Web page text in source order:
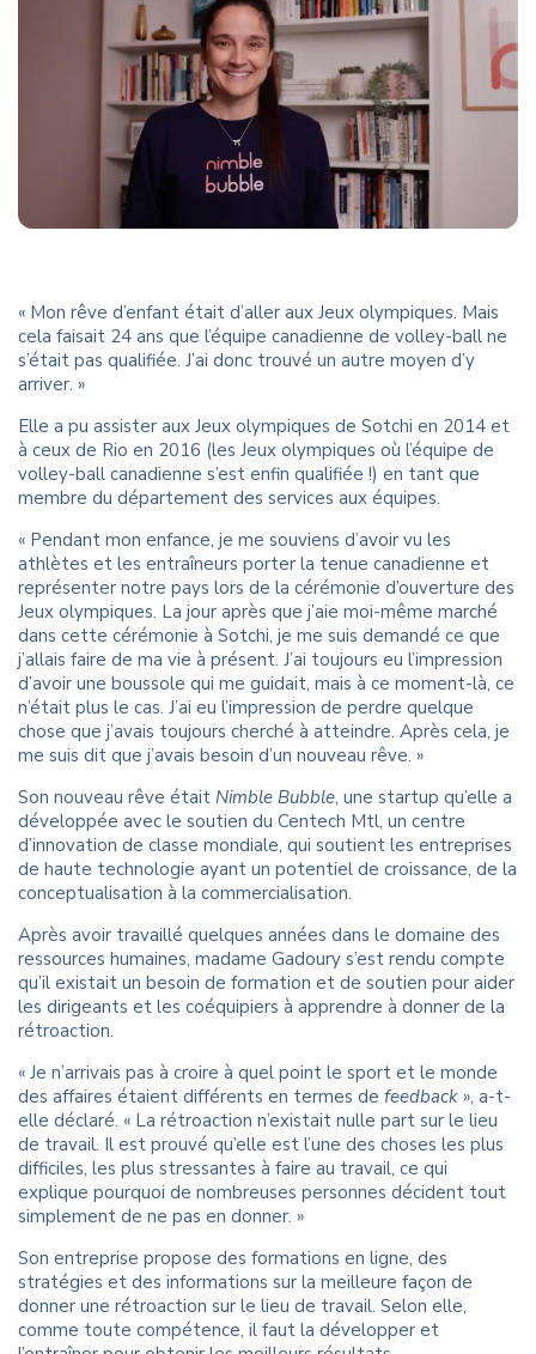
« Mon rêve d’enfant était d’aller aux Jeux olympiques. Mais
cela faisait 24 ans que l’équipe canadienne de volley-ball ne
s’était pas qualifiée. J’ai donc trouvé un autre moyen d’y
arriver. »
Elle a pu assister aux Jeux olympiques de Sotchi en 2014 et
à ceux de Rio en 2016 (les Jeux olympiques où l’équipe de
volley-ball canadienne s’est enfin qualifiée !) en tant que
membre du département des services aux équipes.
« Pendant mon enfance, je me souviens d’avoir vu les
athlètes et les entraîneurs porter la tenue canadienne et
représenter notre pays lors de la cérémonie d’ouverture des
Jeux olympiques. La jour après que j’aie moi-même marché
dans cette cérémonie à Sotchi, je me suis demandé ce que
j’allais faire de ma vie à présent. J’ai toujours eu l’impression
d’avoir une boussole qui me guidait, mais à ce moment-là, ce
n’était plus le cas. J’ai eu l’impression de perdre quelque
chose que j’avais toujours cherché à atteindre. Après cela, je
me suis dit que j’avais besoin d’un nouveau rêve. »
Son nouveau rêve était Nimble Bubble, une startup qu’elle a
développée avec le soutien du Centech Mtl, un centre
d’innovation de classe mondiale, qui soutient les entreprises
de haute technologie ayant un potentiel de croissance, de la
conceptualisation à la commercialisation.
Après avoir travaillé quelques années dans le domaine des
ressources humaines, madame Gadoury s’est rendu compte
qu’il existait un besoin de formation et de soutien pour aider
les dirigeants et les coéquipiers à apprendre à donner de la
rétroaction.
« Je n’arrivais pas à croire à quel point le sport et le monde
des affaires étaient différents en termes de feedback », a-t-
elle déclaré. « La rétroaction n’existait nulle part sur le lieu
de travail. Il est prouvé qu’elle est l’une des choses les plus
difficiles, les plus stressantes à faire au travail, ce qui
explique pourquoi de nombreuses personnes décident tout
simplement de ne pas en donner. »
Son entreprise propose des formations en ligne, des
stratégies et des informations sur la meilleure façon de
donner une rétroaction sur le lieu de travail. Selon elle,
comme toute compétence, il faut la développer et